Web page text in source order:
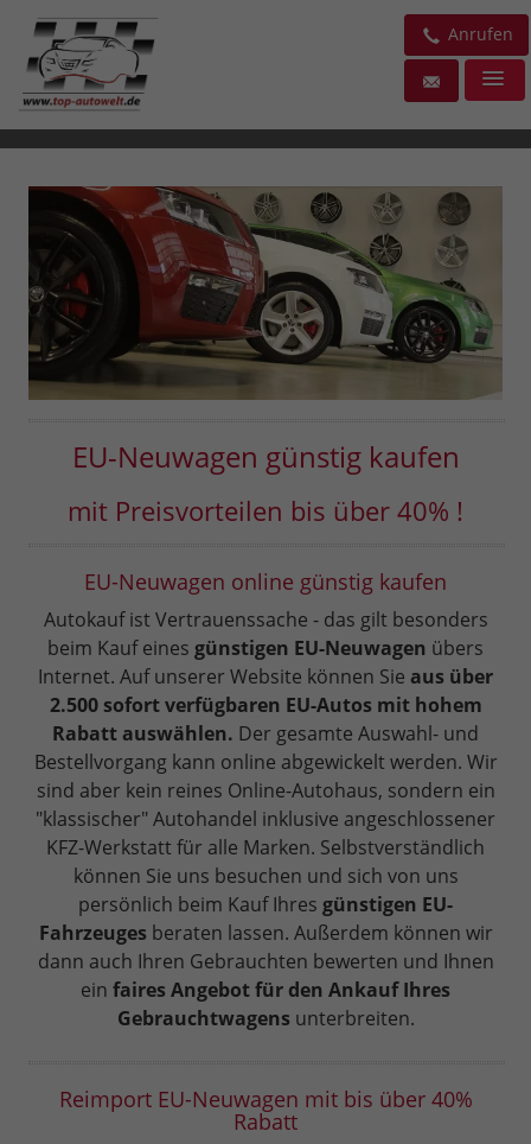
Anrufen
EU-Neuwagen günstig kaufen
mit Preisvorteilen bis über 40% !
EU-Neuwagen online günstig kaufen
Autokauf ist Vertrauenssache - das gilt besonders
beim Kauf eines günstigen EU-Neuwagen übers
Internet. Auf unserer Website können Sie aus über
2.500 sofort verfügbaren EU-Autos mit hohem
Rabatt auswählen. Der gesamte Auswahl- und
Bestellvorgang kann online abgewickelt werden. Wir
sind aber kein reines Online-Autohaus, sondern ein
"klassischer" Autohandel inklusive angeschlossener
KFZ-Werkstatt für alle Marken. Selbstverständlich
können Sie uns besuchen und sich von uns
persönlich beim Kauf Ihres günstigen EU-
Fahrzeuges beraten lassen. Außerdem können wir
dann auch Ihren Gebrauchten bewerten und Ihnen
ein faires Angebot für den Ankauf Ihres
Gebrauchtwagens unterbreiten.
Reimport EU-Neuwagen mit bis über 40%
Rabatt